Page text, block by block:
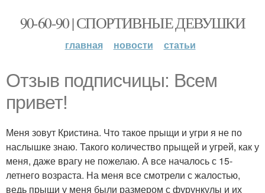
90-60-90 | СПОРТИВНЫЕ ДЕВУШКИ
главная новости статьи
Отзыв подписчицы: Всем
привет!
Меня зовут Кристина. Что такое прыщи и угри я не по
наслышке знаю. Такого количество прыщей и угрей, как у
меня, даже врагу не пожелаю. А все началось с 15-
летнего возраста. На меня все смотрели с жалостью,
ведь прыщи у меня были размером с фурункулы и их